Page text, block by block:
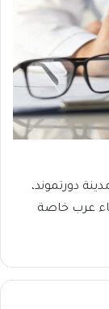
دورتموند،
عرب خاصة